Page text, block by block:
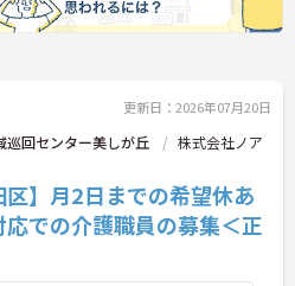
更新日：2026年07月20日
巡回センター美しが丘
株式会社ノア
区】月2日までの希望休あ
での介護職員の募集＜正